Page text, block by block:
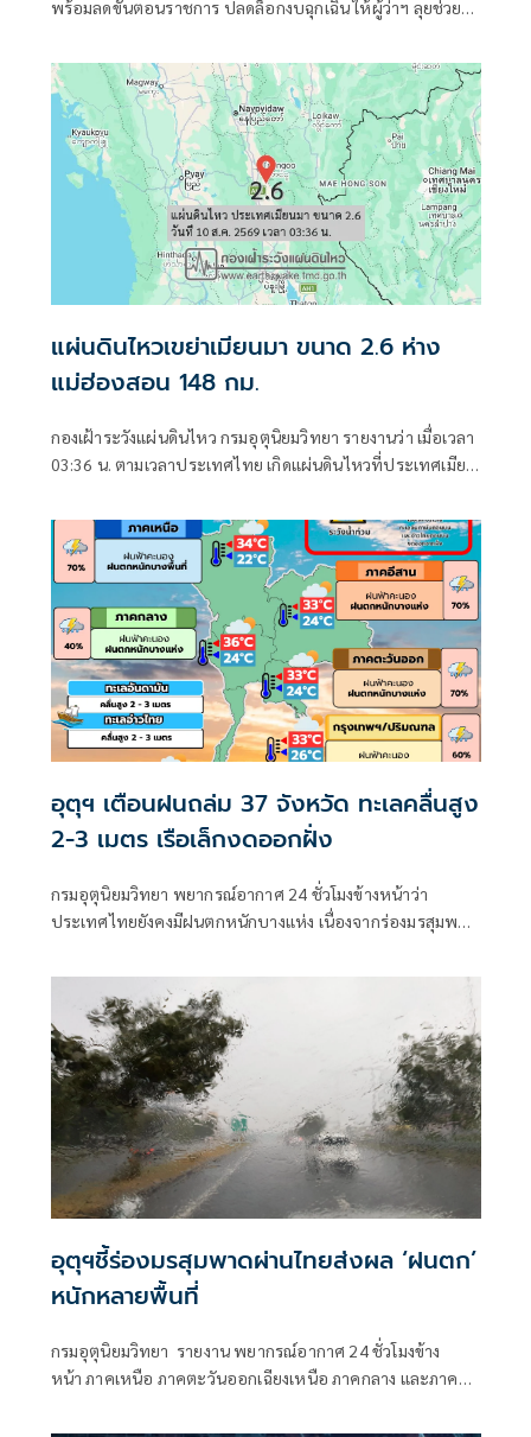
พร้อมลดขั้นตอนราชการ ปลดล็อกงบฉุกเฉิน ให้ผู้ว่าฯ ลุยช่วย
แผ่นดินไหวเขย่าเมียนมา ขนาด 2.6 ห่าง
แม่ฮ่องสอน 148 กม.
กองเฝ้าระวังแผ่นดินไหว กรมอุตุนิยมวิทยา รายงานว่า เมื่อเวลา
03:36 น. ตามเวลาประเทศไทย เกิดแผ่นดินไหวที่ประเทศเมีย
อุตุฯ เตือนฝนถล่ม 37 จังหวัด ทะเลคลื่นสูง
2-3 เมตร เรือเล็กงดออกฝั่ง
กรมอุตุนิยมวิทยา พยากรณ์อากาศ 24 ชั่วโมงข้างหน้าว่า
ประเทศไทยยังคงมีฝนตกหนักบางแห่ง เนื่องจากร่องมรสุมพาด
กับมรสุมตะวันตกเฉียงใต้
อุตุฯชี้ร่องมรสุมพาดผ่านไทยส่งผล ‘ฝนตก’
หนักหลายพื้นที่
กรมอุตุนิยมวิทยา รายงาน พยากรณ์อากาศ 24 ชั่วโมงข้าง
หน้า ภาคเหนือ ภาคตะวันออกเฉียงเหนือ ภาคกลาง และภาค